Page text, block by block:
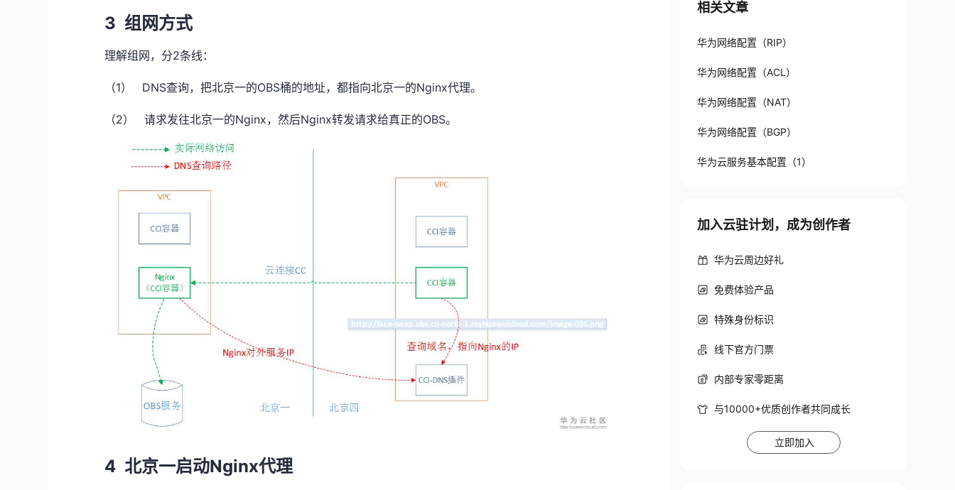
3 组网方式
理解组网，分2条线：
（1） DNS查询，把北京一的OBS桶的地址，都指向北京一的Nginx代理。
（2） 请求发往北京一的Nginx，然后Nginx转发请求给真正的OBS。
4 北京一启动Nginx代理
相关文章
华为网络配置（RIP）
华为网络配置（ACL）
华为网络配置（NAT）
华为网络配置（BGP）
华为云服务基本配置（1）
加入云驻计划，成为创作者
华为云周边好礼
免费体验产品
特殊身份标识
线下官方门票
内部专家零距离
与10000+优质创作者共同成长
立即加入